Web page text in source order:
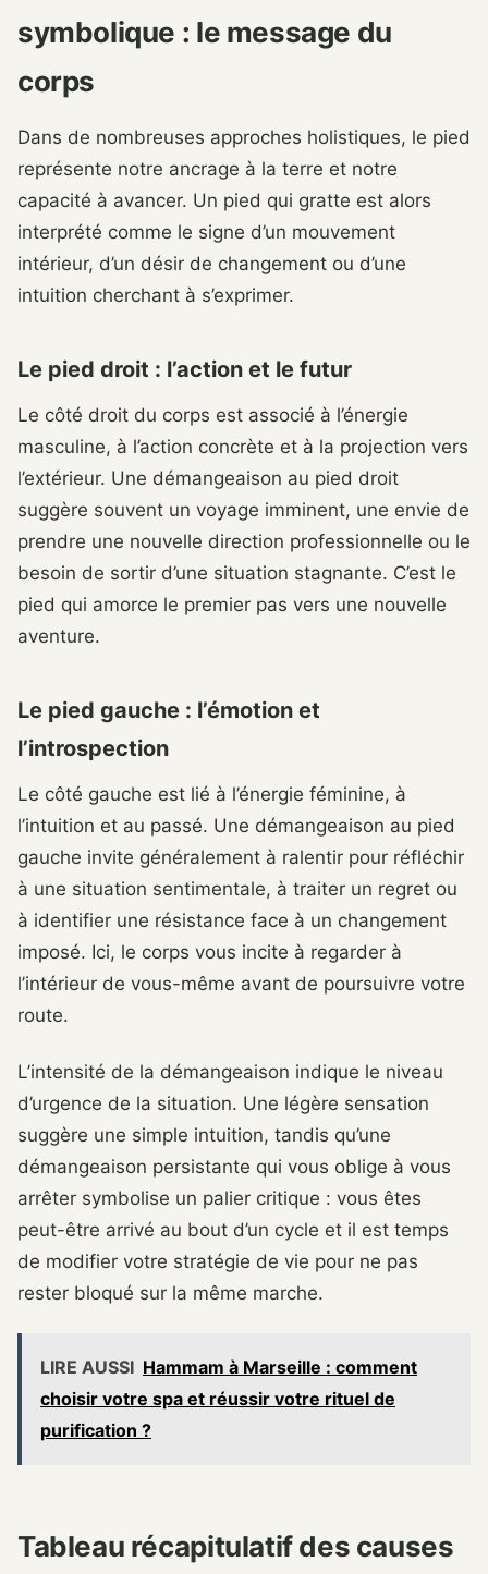
symbolique : le message du
corps
Dans de nombreuses approches holistiques, le pied
représente notre ancrage à la terre et notre
capacité à avancer. Un pied qui gratte est alors
interprété comme le signe d’un mouvement
intérieur, d’un désir de changement ou d’une
intuition cherchant à s’exprimer.
Le pied droit : l’action et le futur
Le côté droit du corps est associé à l’énergie
masculine, à l’action concrète et à la projection vers
l’extérieur. Une démangeaison au pied droit
suggère souvent un voyage imminent, une envie de
prendre une nouvelle direction professionnelle ou le
besoin de sortir d’une situation stagnante. C’est le
pied qui amorce le premier pas vers une nouvelle
aventure.
Le pied gauche : l’émotion et
l’introspection
Le côté gauche est lié à l’énergie féminine, à
l’intuition et au passé. Une démangeaison au pied
gauche invite généralement à ralentir pour réfléchir
à une situation sentimentale, à traiter un regret ou
à identifier une résistance face à un changement
imposé. Ici, le corps vous incite à regarder à
l’intérieur de vous-même avant de poursuivre votre
route.
L’intensité de la démangeaison indique le niveau
d’urgence de la situation. Une légère sensation
suggère une simple intuition, tandis qu’une
démangeaison persistante qui vous oblige à vous
arrêter symbolise un palier critique : vous êtes
peut-être arrivé au bout d’un cycle et il est temps
de modifier votre stratégie de vie pour ne pas
rester bloqué sur la même marche.
LIRE AUSSI Hammam à Marseille : comment
choisir votre spa et réussir votre rituel de
purification ?
Tableau récapitulatif des causes